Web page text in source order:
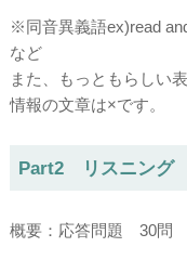
※同音異義語ex)read
など
また、もっともらしい
情報の文章は×です。
Part2 リスニング
概要：応答問題 30問